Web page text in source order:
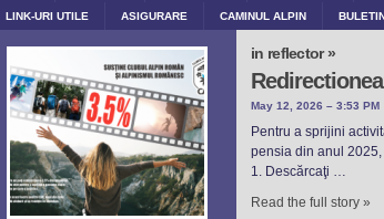
LINK-URI UTILE ASIGURARE CAMINUL ALPIN
in reflector »
May 12, 2026 – 3:53 PM
Pentru a sprijini
pensia din anul
1. Descărcaţi …
Read the full story »